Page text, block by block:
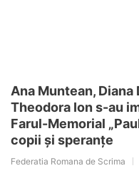
Ana Muntean, Diana
Theodora Ion s-au
Farul-Memorial
copii și speranțe
Federatia Romana de Scrima